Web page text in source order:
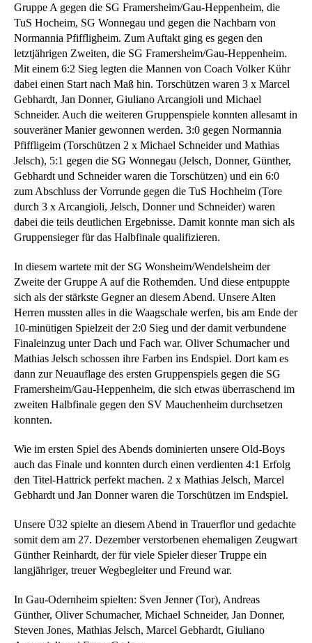
Gruppe A gegen die SG Framersheim/Gau-Heppenheim, die
TuS Hocheim, SG Wonnegau und gegen die Nachbarn von
Normannia Pfiffligheim. Zum Auftakt ging es gegen den
letztjährigen Zweiten, die SG Framersheim/Gau-Heppenheim.
Mit einem 6:2 Sieg legten die Mannen von Coach Volker Kühr
dabei einen Start nach Maß hin. Torschützen waren 3 x Marcel
Gebhardt, Jan Donner, Giuliano Arcangioli und Michael
Schneider. Auch die weiteren Gruppenspiele konnten allesamt in
souveräner Manier gewonnen werden. 3:0 gegen Normannia
Pfiffligeim (Torschützen 2 x Michael Schneider und Mathias
Jelsch), 5:1 gegen die SG Wonnegau (Jelsch, Donner, Günther,
Gebhardt und Schneider waren die Torschützen) und ein 6:0
zum Abschluss der Vorrunde gegen die TuS Hochheim (Tore
durch 3 x Arcangioli, Jelsch, Donner und Schneider) waren
dabei die teils deutlichen Ergebnisse. Damit konnte man sich als
Gruppensieger für das Halbfinale qualifizieren.
In diesem wartete mit der SG Wonsheim/Wendelsheim der
Zweite der Gruppe A auf die Rothemden. Und diese entpuppte
sich als der stärkste Gegner an diesem Abend. Unsere Alten
Herren mussten alles in die Waagschale werfen, bis am Ende der
10-minütigen Spielzeit der 2:0 Sieg und der damit verbundene
Finaleinzug unter Dach und Fach war. Oliver Schumacher und
Mathias Jelsch schossen ihre Farben ins Endspiel. Dort kam es
dann zur Neuauflage des ersten Gruppenspiels gegen die SG
Framersheim/Gau-Heppenheim, die sich etwas überraschend im
zweiten Halbfinale gegen den SV Mauchenheim durchsetzen
konnten.
Wie im ersten Spiel des Abends dominierten unsere Old-Boys
auch das Finale und konnten durch einen verdienten 4:1 Erfolg
den Titel-Hattrick perfekt machen. 2 x Mathias Jelsch, Marcel
Gebhardt und Jan Donner waren die Torschützen im Endspiel.
Unsere Ü32 spielte an diesem Abend in Trauerflor und gedachte
somit dem am 27. Dezember verstorbenen ehemaligen Zeugwart
Günther Reinhardt, der für viele Spieler dieser Truppe ein
langjähriger, treuer Wegbegleiter und Freund war.
In Gau-Odernheim spielten: Sven Jenner (Tor), Andreas
Günther, Oliver Schumacher, Michael Schneider, Jan Donner,
Steven Jones, Mathias Jelsch, Marcel Gebhardt, Giuliano